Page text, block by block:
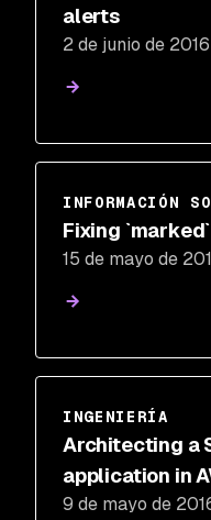
alerts
2 de junio de 2016
INFORMACIÓN
Fixing
15 de mayo de
INGENIERÍA
Architecting a
application in
9 de mayo de